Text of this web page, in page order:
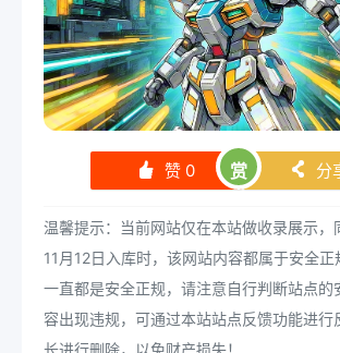
󰄼 赞 0 赏 󰄯 分
温馨提示：当前网站仅在本站做收录展示
11月12日入库时，该网站内容都属于安全正
一直都是安全正规，请注意自行判断站点的
容出现违规，可通过本站站点反馈功能进行
长进行删除，以免财产损失！